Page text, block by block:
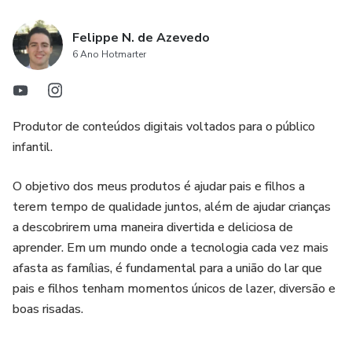
Felippe N. de Azevedo
6 Ano Hotmarter
Produtor de conteúdos digitais voltados para o público
infantil.
O objetivo dos meus produtos é ajudar pais e filhos a
terem tempo de qualidade juntos, além de ajudar crianças
a descobrirem uma maneira divertida e deliciosa de
aprender. Em um mundo onde a tecnologia cada vez mais
afasta as famílias, é fundamental para a união do lar que
pais e filhos tenham momentos únicos de lazer, diversão e
boas risadas.